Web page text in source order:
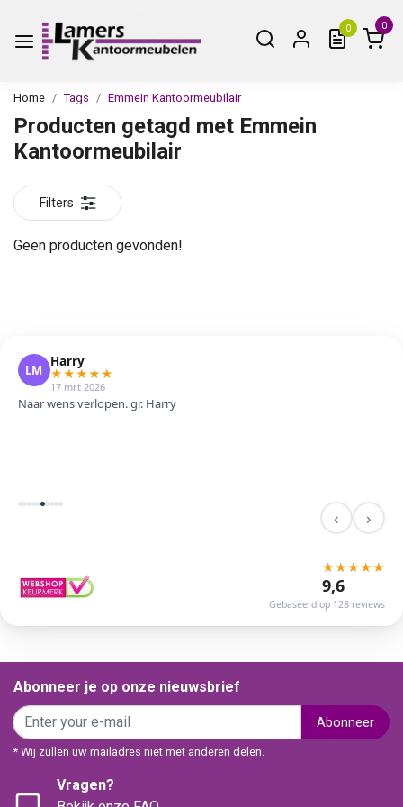
0 0
Home Tags Emmein Kantoormeubilair
Producten getagd met Emmein
Kantoormeubilair
Filters
Geen producten gevonden!
LM
Harry
★★★★★
17 mrt 2026
Naar wens verlopen. gr. Harry
‹ ›
★★★★★
9,6
Gebaseerd op 128 reviews
Abonneer je op onze nieuwsbrief
Abonneer
* Wij zullen uw mailadres niet met anderen delen.
Vragen?